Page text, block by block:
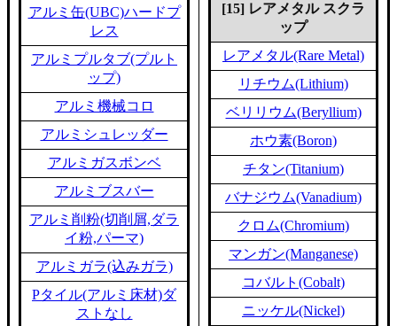
アルミ缶(UBC)ハードプ
レス
アルミプルタブ(プルト
ップ)
アルミ機械コロ
アルミシュレッダー
アルミガスボンベ
アルミブスバー
アルミ削粉(切削屑,ダラ
イ粉,パーマ)
アルミガラ(込みガラ)
Pタイル(アルミ床材)ダ
ストなし
[15] レアメタル スクラ
ップ
レアメタル(Rare Metal)
リチウム(Lithium)
ベリリウム(Beryllium)
ホウ素(Boron)
チタン(Titanium)
バナジウム(Vanadium)
クロム(Chromium)
マンガン(Manganese)
コバルト(Cobalt)
ニッケル(Nickel)